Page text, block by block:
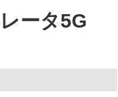
ータ5G